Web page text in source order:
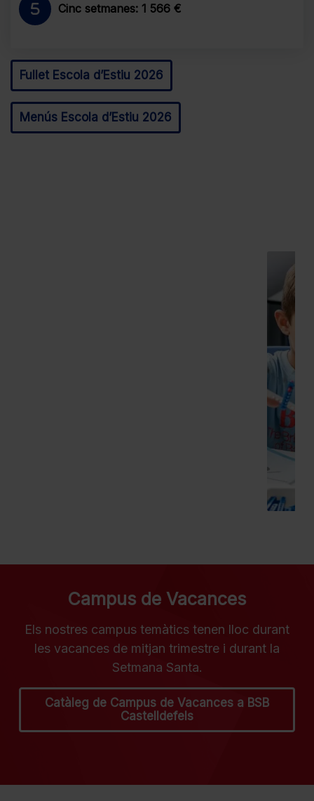
Cinc setmanes: 1 566 €
Fullet Escola d’Estiu 2026
Menús Escola d’Estiu 2026
Campus de Vacances
Els nostres campus temàtics tenen lloc durant
les vacances de mitjan trimestre i durant la
Setmana Santa.
Catàleg de Campus de Vacances a BSB
Castelldefels